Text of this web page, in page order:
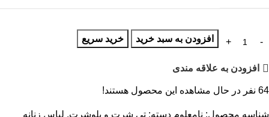
افزودن به سبد خرید خرید سریع
افزودن به علاقه مندی
64 نفر در حال مشاهده این محصول هستند!
شناسه محصول: نامعلوم دسته: تی شرت و پلوشرت, لباس زنانه